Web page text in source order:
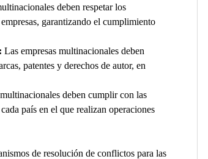
deben respetar los
garantizando el cumplimiento
Las empresas multinacionales deben
patentes y derechos de autor, en
deben cumplir con las
país en el que realizan operaciones
de resolución de conflictos para las